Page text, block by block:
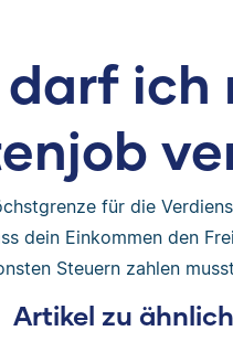
ich
für die
dein Einkommen den
Steuern zahlen
Artikel zu